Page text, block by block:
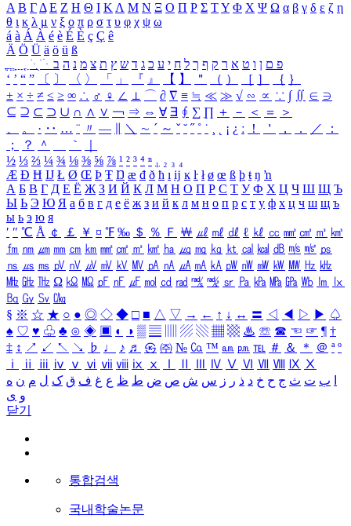
Α Β ΓΔ Ε Ζ Η Θ Ι ΚΛ Μ Ν Ξ Ο Π Ρ Σ ΤΥ Φ Χ Ψ Ω α β γ δ ε ζ η
θ ι κ λ μ ν ξ ο π ρ σ τ υ φ χ ψ ω
á à Á À é è É È ç Ç ê
Ä Ö Ü ä ö ü ß
ִֶֹ ֻּ ׁׂ פ ם ן ו ט א ר ק ף ך ל ח י ע כ ג ד ש ץ ת צ מ נ ה ב
‘ ’ “ ” 〔 〕 〈 〉 「 」 『 』 【 】 ＂ （ ） ［ ］ ｛ ｝
± × ÷ ≠ ≤ ≥ ∞ ∴ ♂ ♀ ∠ ⊥ ⌒ ∂ ∇ ≡ ≒ ≪ ≫ √ ∽ ∝ ∵ ∫ ∬ ∈ ∋
⊆ ⊇ ⊂ ⊃ ∪ ∩ ∧ ∨ ￢ ⇒ ⇔ ∀ ∃ ∮ ∑ ∏ ＋ － ＜ ＝
＞
、
。 · ‥ … ¨ 〃 ― ＼ ∼ ´ ～ ˇ ˘ ˝ ˚ ˙ ¸ ¡ ¿ ː ！ ＇ ， ． ／
：
；
？ ＾ ｀
½ ⅓ ⅔ ¼ ¾ ⅛ ⅜ ⅝ ⅞ ¹ ² ³ ⁴ ⁿ ₁ ₂ ₃ ₄
Æ Ð Ħ Ĳ Ł Ø Œ Þ Ŧ Ŋ æ đ ð ħ ı ĳ ĸ ŀ ł ø œ ß þ ŧ ŋ ŉ
А Б В Г Д Е Ё Ж З И Й К Л М Н О П Р С Т У Ф Х Ц Ч Ш Щ Ъ
Ы Ь Э Ю Я а б в г д е ё ж з и й к л м н о п р с т у ф х ц ч ш щ ъ
ы ь э ю я
′ ″ ℃ Å ￠ ￡ ￥ ¤ ℉ ‰ ＄ ％ Ｆ ￦ ㎕ ㎖ ㎗ ℓ ㎘ ㏄ ㎣ ㎤ ㎥ ㎦
㎙ ㎚ ㎛ ㎜ ㎝ ㎞ ㎟ ㎠ ㎡ ㎢ ㏊ ㎍ ㎎ ㎏ ㏏ ㎈ ㎉ ㏈ ㎧ ㎨ ㎰
㎱ ㎲ ㎳ ㎴ ㎵ ㎶ ㎷ ㎸ ㎹ ㎀ ㎁ ㎂ ㎃ ㎄ ㎺ ㎻ ㎽ ㎾ ㎿ ㎐ ㎑
㎒ ㎓ ㎔ Ω ㏀ ㏁ ㎊ ㎋ ㎌ ㏖ ㏅ ㎭ ㎮ ㎯ ㏛ ㎩ ㎪ ㎫ ㎬ ㏝ ㏐
㏓
㏃ ㏉ ㏜ ㏆
§ ※ ☆ ★ ○ ● ◎ ◇ ◆ □ ■ △ ▽ → ← ↑ ↓ ↔ 〓 ◁ ◀ ▷ ▶ ♤
♠ ♡ ♥ ♧ ♣ ⊙ ◈ ▣ ◐ ◑ ▒ ▤ ▨ ▧ ▦ ▩ ♨ ☏ ☎ ☜ ☞ ¶ †
‡ ↕ ↗ ↙ ↖ ↘ ♭ ♩ ♪ ♬ ㉿ ㈜ № ㏇ ™ ㏂ ㏘ ℡ ＃ ＆ ＊ ＠ ª º
ⅰ
ⅱ ⅲ ⅳ ⅴ ⅵ ⅶ ⅷ ⅸ ⅹ Ⅳ Ⅴ Ⅵ Ⅶ Ⅷ Ⅸ Ⅹ
ب ت ث ج ح خ د ذ ر ز س ش ص ض ط ظ ع غ ف ق ک ل م ن ه
و ی
닫기
통합검색
국내학술논문